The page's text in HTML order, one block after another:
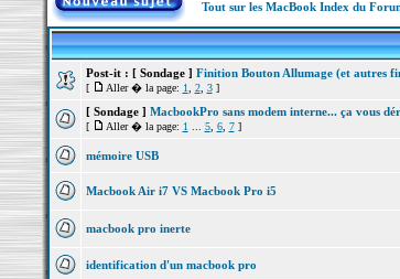
Tout sur les MacBook Index du
Post-it : [ Sondage ] Finition Bouton Allumage (et autres
[ Aller � la page: 1 2, 3]
[ Sondage ] MacbookPro sans modem interne... ça vous
[ Aller � la page: 1 5, 6, 7]
mémoire USB
Macbook Air i7 VS Macbook Pro i5
macbook pro inerte
identification d'un macbook pro